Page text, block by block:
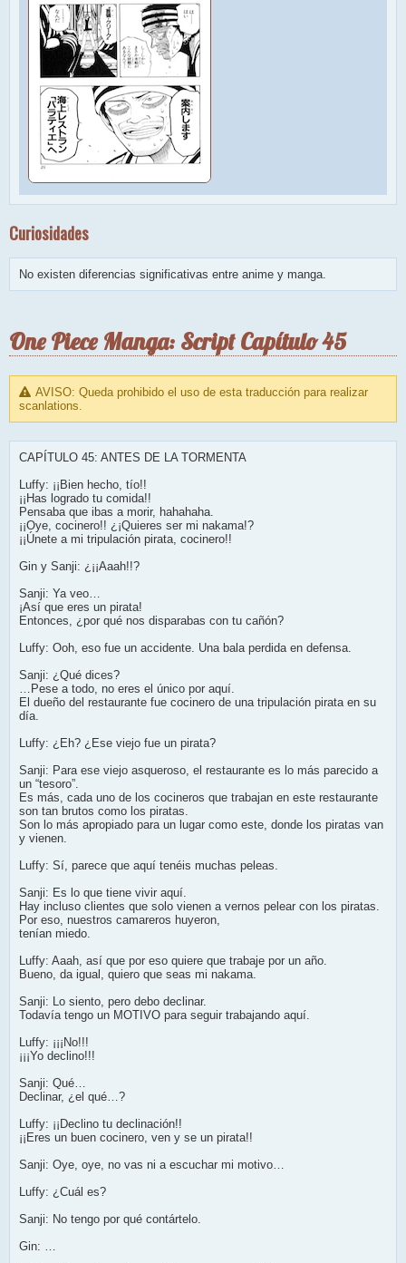
Curiosidades
No existen diferencias significativas entre anime y manga.
One Piece Manga: Script Capítulo 45
AVISO: Queda prohibido el uso de esta traducción para realizar
scanlations.
CAPÍTULO 45: ANTES DE LA TORMENTA
Luffy: ¡¡Bien hecho, tío!!
¡¡Has logrado tu comida!!
Pensaba que ibas a morir, hahahaha.
¡¡Oye, cocinero!! ¿¡Quieres ser mi nakama!?
¡¡Únete a mi tripulación pirata, cocinero!!
Gin y Sanji: ¿¡¡Aaah!!?
Sanji: Ya veo…
¡Así que eres un pirata!
Entonces, ¿por qué nos disparabas con tu cañón?
Luffy: Ooh, eso fue un accidente. Una bala perdida en defensa.
Sanji: ¿Qué dices?
…Pese a todo, no eres el único por aquí.
El dueño del restaurante fue cocinero de una tripulación pirata en su
día.
Luffy: ¿Eh? ¿Ese viejo fue un pirata?
Sanji: Para ese viejo asqueroso, el restaurante es lo más parecido a
un “tesoro”.
Es más, cada uno de los cocineros que trabajan en este restaurante
son tan brutos como los piratas.
Son lo más apropiado para un lugar como este, donde los piratas van
y vienen.
Luffy: Sí, parece que aquí tenéis muchas peleas.
Sanji: Es lo que tiene vivir aquí.
Hay incluso clientes que solo vienen a vernos pelear con los piratas.
Por eso, nuestros camareros huyeron,
tenían miedo.
Luffy: Aaah, así que por eso quiere que trabaje por un año.
Bueno, da igual, quiero que seas mi nakama.
Sanji: Lo siento, pero debo declinar.
Todavía tengo un MOTIVO para seguir trabajando aquí.
Luffy: ¡¡¡No!!!
¡¡¡Yo declino!!!
Sanji: Qué…
Declinar, ¿el qué…?
Luffy: ¡¡Declino tu declinación!!
¡¡Eres un buen cocinero, ven y se un pirata!!
Sanji: Oye, oye, no vas ni a escuchar mi motivo…
Luffy: ¿Cuál es?
Sanji: No tengo por qué contártelo.
Gin: …